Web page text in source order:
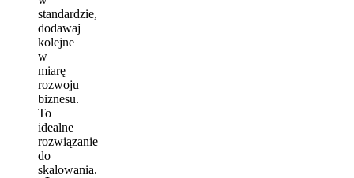
standardzie,
dodawaj
kolejne
w
miarę
rozwoju
biznesu.
To
idealne
rozwiązanie
do
skalowania.